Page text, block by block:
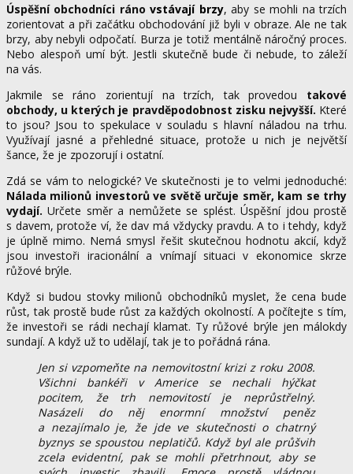
Úspěšní obchodníci ránovstávají brzy, aby se mohli na trzích
zorientovat a při začátku obchodování již byli v obraze. Ale ne tak
brzy, aby nebyli odpočatí. Burza je totiž mentálně náročný proces.
Nebo alespoň umí být. Jestli skutečně bude či nebude, to záleží
na vás.
Jakmile se ráno zorientují na trzích, tak provedou takové
obchody, u kterých je pravděpodobnost zisku nejvyšší. Které
to jsou? Jsou to spekulace v souladu s hlavní náladou na trhu.
Využívají jasné a přehledné situace, protože u nich je největší
šance, že je zpozorují i ostatní.
Zdá se vám to nelogické? Ve skutečnosti je to velmi jednoduché:
Nálada milionů investorů ve světě určuje směr, kam se trhy
vydají.Určete směr a nemůžete se splést.Úspěšní jdou prostě
s davem, protože ví, že dav má vždycky pravdu. A to i tehdy, když
je úplně mimo. Nemá smysl řešit skutečnou hodnotu akcií, když
jsou investoři iracionální a vnímají situaci v ekonomice skrze
růžové brýle.
Když si budou stovky milionů obchodníků myslet, že cena bude
růst, tak prostě bude růst za každých okolností. A počítejte s tím,
že investoři se rádi nechají klamat. Ty růžové brýle jen málokdy
sundají. A když už to udělají, tak je to pořádná rána.
Jen si vzpomeňte na nemovitostní krizi z roku 2008.
Všichni bankéři v Americe se nechali hýčkat
pocitem, že trh nemovitostí je neprůstřelný.
Nasázeli do něj enormní množství peněz
a nezajímalo je, že jde ve skutečnosti o chatrný
byznys se spoustou neplatičů. Když byl ale průšvih
zcela evidentní, pak se mohli přetrhnout, aby se